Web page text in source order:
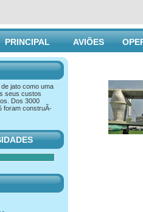
PRINCIPAL AVIÕES
jato como uma
seus custos
Dos 3000
foram construÃ­